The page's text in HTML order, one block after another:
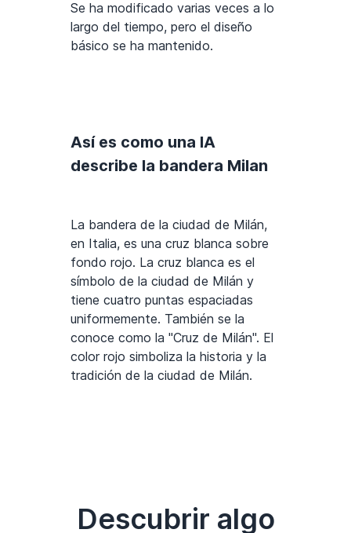
Se ha modificado varias veces a lo
largo del tiempo, pero el diseño
básico se ha mantenido.
Así es como una IA
describe la bandera Milan
La bandera de la ciudad de Milán,
en Italia, es una cruz blanca sobre
fondo rojo. La cruz blanca es el
símbolo de la ciudad de Milán y
tiene cuatro puntas espaciadas
uniformemente. También se la
conoce como la "Cruz de Milán". El
color rojo simboliza la historia y la
tradición de la ciudad de Milán.
Descubrir algo